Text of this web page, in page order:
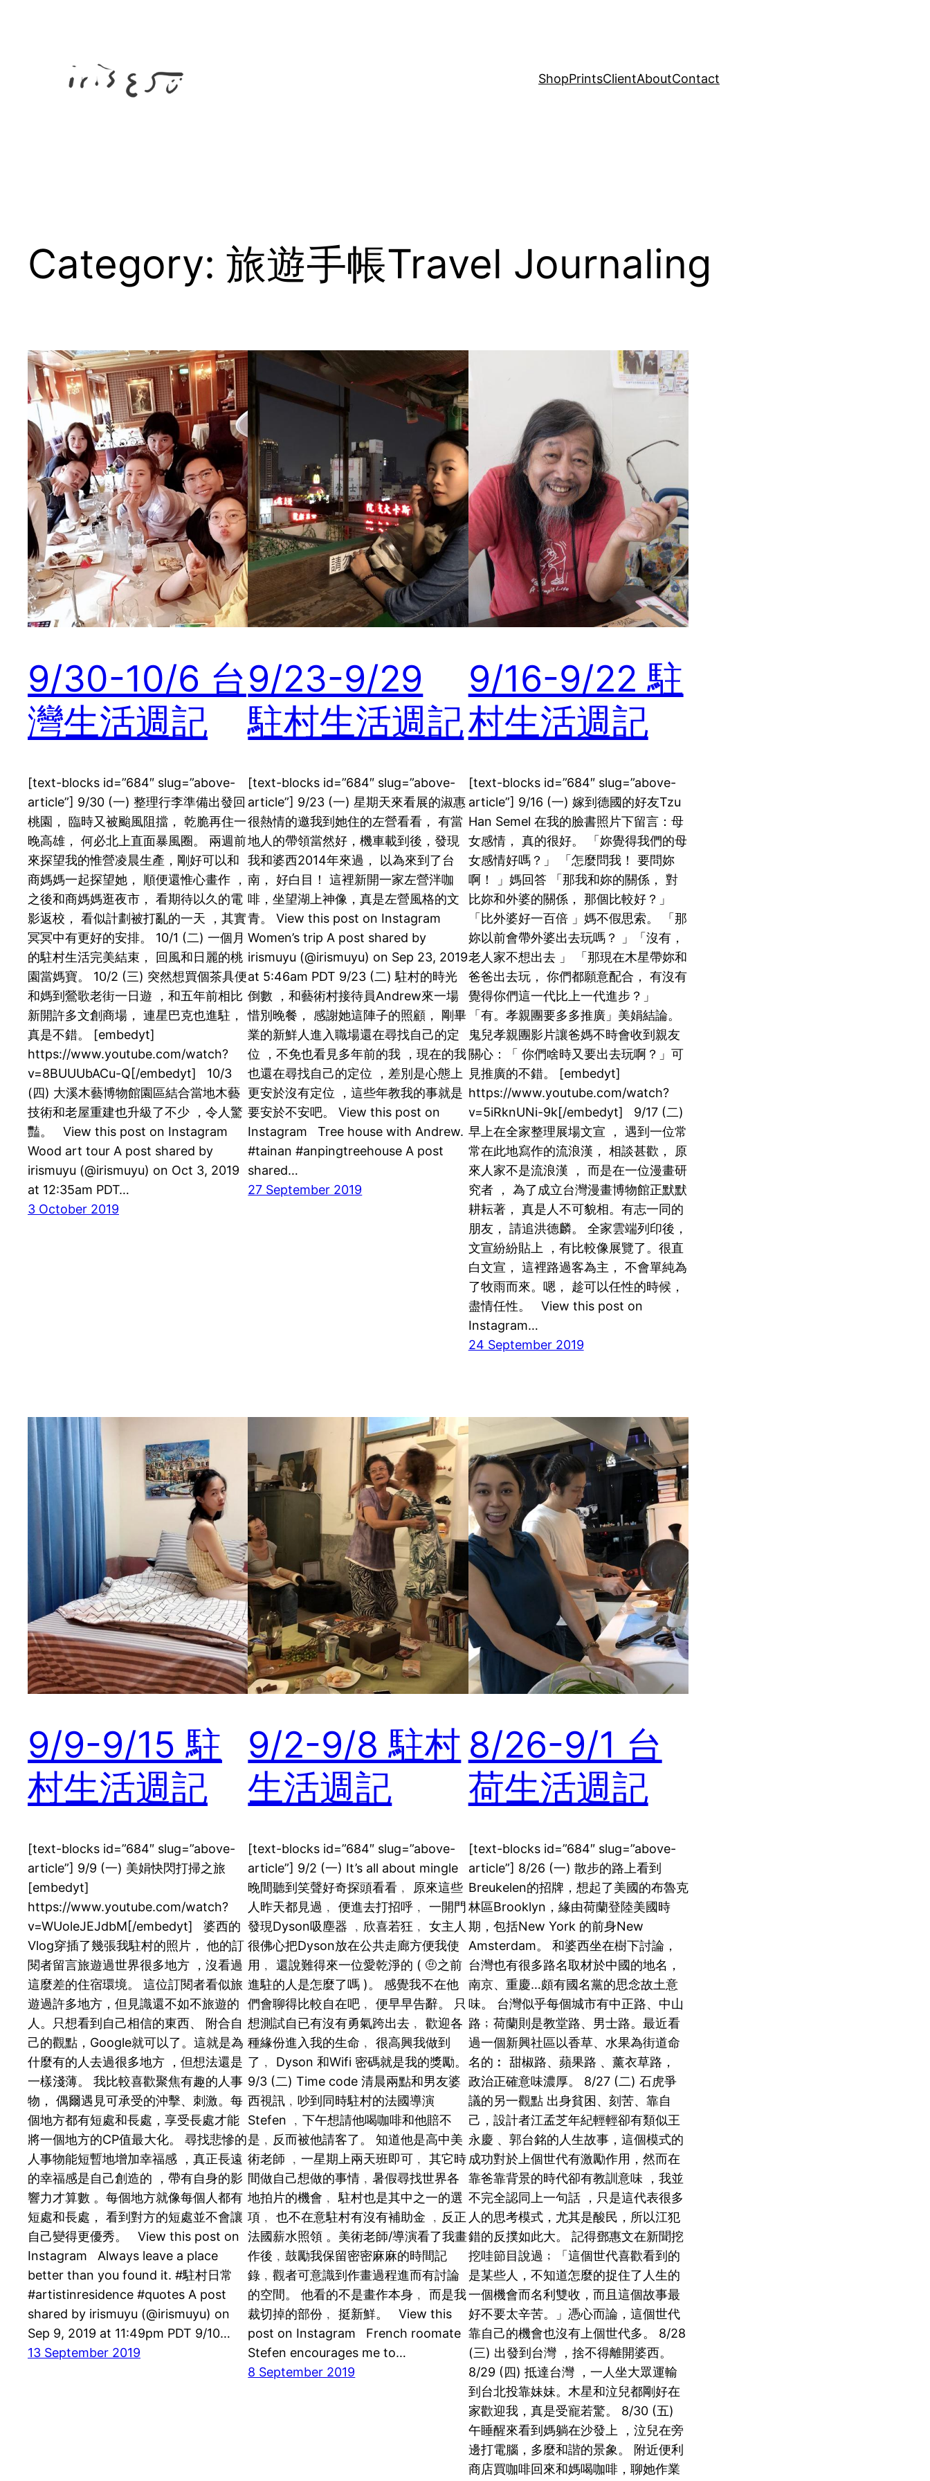
ShopPrintsClientAboutContact
Category: 旅遊手帳Travel Journaling
9/30-10/6 台
灣生活週記
[text-blocks id=”684″ slug=”above-
article”] 9/30 (一) 整理行李準備出發回
桃園， 臨時又被颱風阻擋， 乾脆再住一
晚高雄， 何必北上直面暴風圈。 兩週前
來探望我的惟營凌晨生產，剛好可以和
商媽媽一起探望她， 順便還惟心畫作 ，
之後和商媽媽逛夜市， 看期待以久的電
影返校， 看似計劃被打亂的一天 ，其實
冥冥中有更好的安排。 10/1 (二) 一個月
的駐村生活完美結束， 回風和日麗的桃
園當媽寶。 10/2 (三) 突然想買個茶具便
和媽到鶯歌老街一日遊 ，和五年前相比
新開許多文創商場， 連星巴克也進駐，
真是不錯。 [embedyt]
https://www.youtube.com/watch?
v=8BUUUbACu-Q[/embedyt] 10/3
(四) 大溪木藝博物館園區結合當地木藝
技術和老屋重建也升級了不少 ，令人驚
豔。 View this post on Instagram
Wood art tour A post shared by
irismuyu (@irismuyu) on Oct 3, 2019
at 12:35am PDT…
3 October 2019
9/23-9/29
駐村生活週記
[text-blocks id=”684″ slug=”above-
article”] 9/23 (一) 星期天來看展的淑惠
很熱情的邀我到她住的左營看看， 有當
地人的帶領當然好，機車載到後，發現
我和婆西2014年來過， 以為來到了台
南， 好白目！ 這裡新開一家左營泮咖
啡，坐望湖上神像，真是左營風格的文
青。 View this post on Instagram
Women’s trip A post shared by
irismuyu (@irismuyu) on Sep 23, 2019
at 5:46am PDT 9/23 (二) 駐村的時光
倒數 ，和藝術村接待員Andrew來一場
惜別晚餐， 感謝她這陣子的照顧， 剛畢
業的新鮮人進入職場還在尋找自己的定
位 ，不免也看見多年前的我 ，現在的我
也還在尋找自己的定位 ，差別是心態上
更安於沒有定位 ，這些年教我的事就是
要安於不安吧。 View this post on
Instagram Tree house with Andrew.
#tainan #anpingtreehouse A post
shared…
27 September 2019
9/16-9/22 駐
村生活週記
[text-blocks id=”684″ slug=”above-
article”] 9/16 (一) 嫁到德國的好友Tzu
Han Semel 在我的臉書照片下留言：母
女感情， 真的很好。 「妳覺得我們的母
女感情好嗎？」 「怎麼問我！ 要問妳
啊！ 」媽回答 「那我和妳的關係， 對
比妳和外婆的關係， 那個比較好？」
「比外婆好一百倍 」媽不假思索。 「那
妳以前會帶外婆出去玩嗎？ 」「沒有，
老人家不想出去 」 「那現在木星帶妳和
爸爸出去玩， 你們都願意配合， 有沒有
覺得你們這一代比上一代進步？」
「有。孝親團要多多推廣」美娟結論。
鬼兒孝親團影片讓爸媽不時會收到親友
關心：「 你們啥時又要出去玩啊？」可
見推廣的不錯。 [embedyt]
https://www.youtube.com/watch?
v=5iRknUNi-9k[/embedyt] 9/17 (二)
早上在全家整理展場文宣 ， 遇到一位常
常在此地寫作的流浪漢， 相談甚歡， 原
來人家不是流浪漢 ， 而是在一位漫畫研
究者 ， 為了成立台灣漫畫博物館正默默
耕耘著， 真是人不可貌相。有志一同的
朋友， 請追洪德麟。 全家雲端列印後，
文宣紛紛貼上 ，有比較像展覽了。很直
白文宣， 這裡路過客為主， 不會單純為
了牧雨而來。嗯， 趁可以任性的時候，
盡情任性。 View this post on
Instagram…
24 September 2019
9/9-9/15 駐
村生活週記
[text-blocks id=”684″ slug=”above-
article”] 9/9 (一) 美娟快閃打掃之旅
[embedyt]
https://www.youtube.com/watch?
v=WUoleJEJdbM[/embedyt] 婆西的
Vlog穿插了幾張我駐村的照片， 他的訂
閱者留言旅遊過世界很多地方 ，沒看過
這麼差的住宿環境。 這位訂閱者看似旅
遊過許多地方，但見識還不如不旅遊的
人。只想看到自己相信的東西、 附合自
己的觀點，Google就可以了。這就是為
什麼有的人去過很多地方 ，但想法還是
一樣淺薄。 我比較喜歡聚焦有趣的人事
物， 偶爾遇見可承受的沖擊、刺激。每
個地方都有短處和長處，享受長處才能
將一個地方的CP值最大化。 尋找悲慘的
人事物能短暫地增加幸福感 ，真正長遠
的幸福感是自己創造的 ，帶有自身的影
響力才算數 。每個地方就像每個人都有
短處和長處， 看到對方的短處並不會讓
自己變得更優秀。 View this post on
Instagram Always leave a place
better than you found it. #駐村日常
#artistinresidence #quotes A post
shared by irismuyu (@irismuyu) on
Sep 9, 2019 at 11:49pm PDT 9/10…
13 September 2019
9/2-9/8 駐村
生活週記
[text-blocks id=”684″ slug=”above-
article”] 9/2 (一) It’s all about mingle
晚間聽到笑聲好奇探頭看看﹐ 原來這些
人昨天都見過﹐ 便進去打招呼﹐ 一開門
發現Dyson吸塵器 ﹐欣喜若狂﹐ 女主人
很佛心把Dyson放在公共走廊方便我使
用﹐ 還說難得來一位愛乾淨的 ( 🤨之前
進駐的人是怎麼了嗎 )。 感覺我不在他
們會聊得比較自在吧﹐ 便早早告辭。 只
想測試自已有沒有勇氣跨出去﹐ 歡迎各
種緣份進入我的生命﹐ 很高興我做到
了﹐ Dyson 和Wifi 密碼就是我的獎勵。
9/3 (二) Time code 清晨兩點和男友婆
西視訊﹐吵到同時駐村的法國導演
Stefen ﹐下午想請他喝咖啡和他賠不
是﹐反而被他請客了。 知道他是高中美
術老師 ﹐一星期上兩天班即可﹐ 其它時
間做自己想做的事情﹐暑假尋找世界各
地拍片的機會﹐ 駐村也是其中之一的選
項﹐ 也不在意駐村有沒有補助金 ﹐反正
法國薪水照領 。美術老師/導演看了我畫
作後﹐鼓勵我保留密密麻麻的時間記
錄﹐觀者可意識到作畫過程進而有討論
的空間。 他看的不是畫作本身﹐ 而是我
裁切掉的部份﹐ 挺新鮮。 View this
post on Instagram French roomate
Stefen encourages me to…
8 September 2019
8/26-9/1 台
荷生活週記
[text-blocks id=”684″ slug=”above-
article”] 8/26 (一) 散步的路上看到
Breukelen的招牌，想起了美國的布魯克
林區Brooklyn，緣由荷蘭登陸美國時
期，包括New York 的前身New
Amsterdam。 和婆西坐在樹下討論，
台灣也有很多路名取材於中國的地名，
南京、重慶…頗有國名黨的思念故土意
味。 台灣似乎每個城市有中正路、中山
路﹔荷蘭則是教堂路、男士路。最近看
過一個新興社區以香草、水果為街道命
名的︰ 甜椒路、蘋果路 、薰衣草路，
政治正確意味濃厚。 8/27 (二) 石虎爭
議的另一觀點 出身貧困、刻苦、靠自
己，設計者江孟芝年紀輕輕卻有類似王
永慶 、郭台銘的人生故事，這個模式的
成功對於上個世代有激勵作用，然而在
靠爸靠背景的時代卻有教訓意味 ，我並
不完全認同上一句話 ，只是這代表很多
人的思考模式，尤其是酸民，所以江犯
錯的反撲如此大。 記得鄧惠文在新聞挖
挖哇節目說過﹔「這個世代喜歡看到的
是某些人，不知道怎麼的捉住了人生的
一個機會而名利雙收，而且這個故事最
好不要太辛苦。」憑心而論，這個世代
靠自己的機會也沒有上個世代多。 8/28
(三) 出發到台灣 ，捨不得離開婆西。
8/29 (四) 抵達台灣 ，一人坐大眾運輸
到台北投靠妹妹。木星和泣兒都剛好在
家歡迎我，真是受寵若驚。 8/30 (五)
午睡醒來看到媽躺在沙發上 ，泣兒在旁
邊打電腦，多麼和諧的景象。 附近便利
商店買咖啡回來和媽喝咖啡，聊她作業